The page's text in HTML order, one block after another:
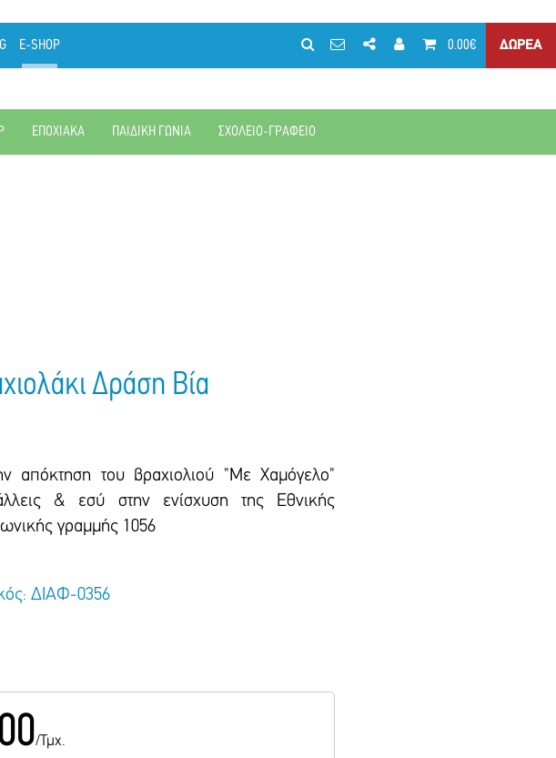
E-SHOP 0.00€ ΔΩΡΕΑ
ΕΠΟΧΙΑΚΑ ΠΑΙΔΙΚΗ ΓΩΝΙΑ ΣΧΟΛΕΙΟ-ΓΡΑΦΕΙΟ
Δράση Βία
απόκτηση του βραχιολιού "Με Χαμόγελο"
& εσύ στην ενίσχυση της Εθνικής
γραμμής 1056
ΔΙΑΦ-0356
/Τμχ.